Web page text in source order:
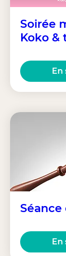
Soirée
Koko &
En
En